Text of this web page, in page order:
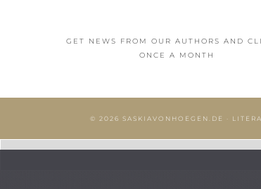
GET NEWS FROM OUR AUTHORS AND
ONCE A MONTH
© 2026 SASKIAVONHOEGEN.DE ·